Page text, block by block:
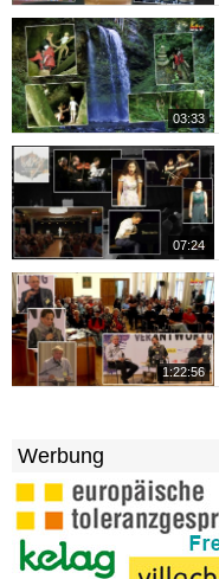
03:33
07:24
1:22:56
Werbung